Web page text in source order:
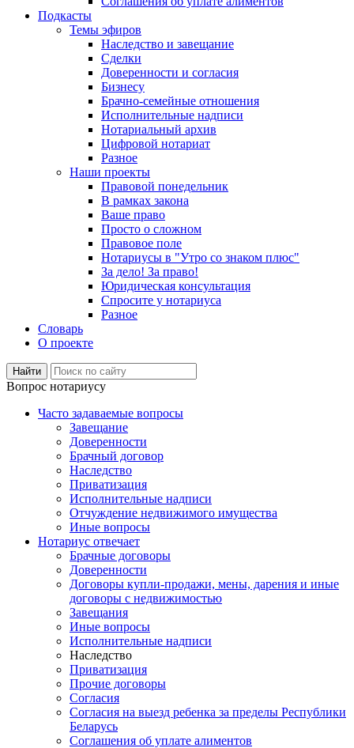
Подкасты
Темы эфиров
Наследство и завещание
Сделки
Доверенности и согласия
Бизнесу
Брачно-семейные отношения
Исполнительные надписи
Нотариальный архив
Цифровой нотариат
Разное
Наши проекты
Правовой понедельник
В рамках закона
Ваше право
Просто о сложном
Правовое поле
Нотариусы в "Утро со знаком плюс"
За дело! За право!
Юридическая консультация
Спросите у нотариуса
Разное
Словарь
О проекте
Вопрос нотариусу
Часто задаваемые вопросы
Завещание
Доверенности
Брачный договор
Наследство
Приватизация
Исполнительные надписи
Отчуждение недвижимого имущества
Иные вопросы
Нотариус отвечает
Брачные договоры
Доверенности
Договоры купли-продажи, мены, дарения и иные
договоры с недвижимостью
Завещания
Иные вопросы
Исполнительные надписи
Наследство
Приватизация
Прочие договоры
Согласия
Согласия на выезд ребенка за пределы Республики
Беларусь
Соглашения об уплате алиментов